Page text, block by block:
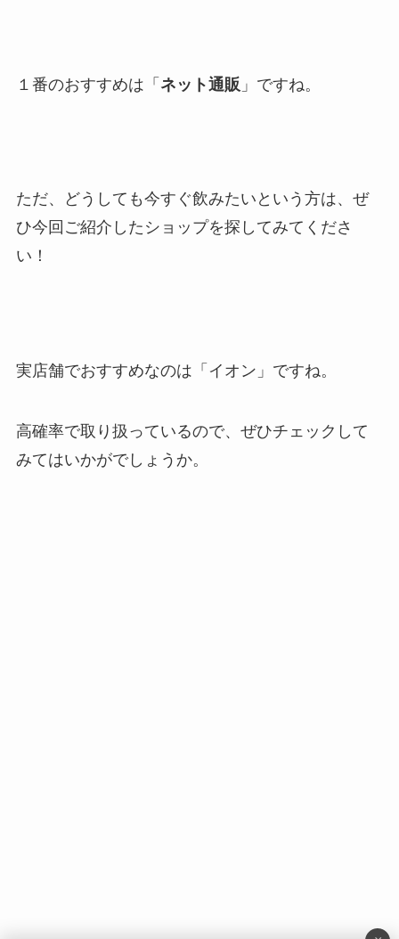
１番のおすすめは「 ネット通販 」ですね。
ただ、どうしても今すぐ飲みたいという方は、ぜ
ひ今回ご紹介したショップを探してみてくださ
い！
実店舗でおすすめなのは「イオン」ですね。
高確率で取り扱っているので、ぜひチェックして
みてはいかがでしょうか。